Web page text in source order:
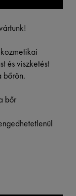
és viszketést
bőrön.
bőr